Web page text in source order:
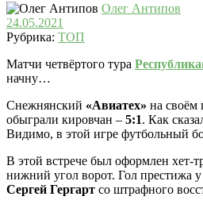
Олег Антипов
24.05.2021
Рубрика: ТОП
Матчи четвёртого тура
начну…
Снежнянский «Авиатех» на своём
обыграли кировчан – 5:1. Как
Видимо, в этой игре футбольный
В этой встрече был оформлен
нижний угол ворот. Гол престижа
Сергей Гергарт со штрафного